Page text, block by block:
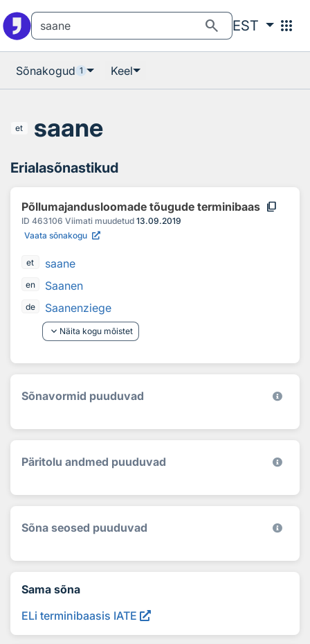
search EST apps
Sõnakogud 1 Keel
et saane
Erialasõnastikud
Põllumajandusloomade tõugude terminibaas content_copy
ID 463106 Viimati muudetud 13.09.2019
Vaata sõnakogu
et saane
en Saanen
de
Saanenziege
keyboard_arrow_down Näita kogu mõistet
Sõnavormid puuduvad
Päritolu andmed puuduvad
Sõna seosed puuduvad
Sama sõna
ELi terminibaasis IATE